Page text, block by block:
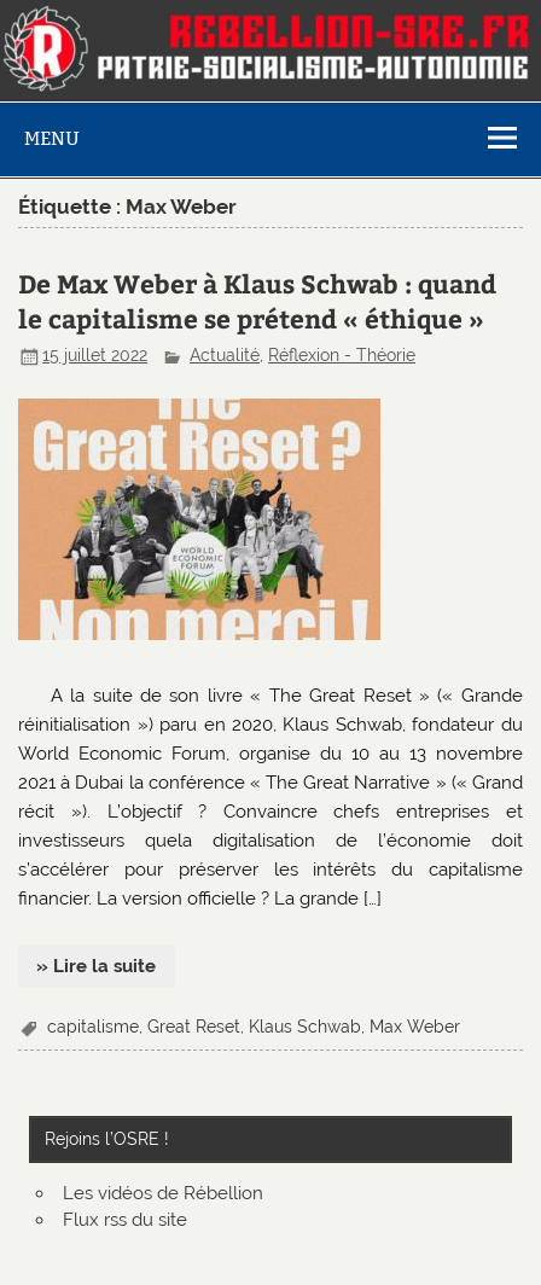
MENU
Étiquette : Max Weber
De Max Weber à Klaus Schwab : quand
le capitalisme se prétend « éthique »
15 juillet 2022 Actualité, Réflexion - Théorie
A la suite de son livre « The Great Reset » (« Grande
réinitialisation ») paru en 2020, Klaus Schwab, fondateur du
World Economic Forum, organise du 10 au 13 novembre
2021 à Dubai la conférence « The Great Narrative » (« Grand
récit »). L’objectif ? Convaincre chefs entreprises et
investisseurs quela digitalisation de l’économie doit
s’accélérer pour préserver les intérêts du capitalisme
financier. La version officielle ? La grande […]
» Lire la suite
capitalisme ,Great Reset Klaus Schwab Max Weber
Rejoins l’OSRE !
Les vidéos de Rébellion
Flux rss du site